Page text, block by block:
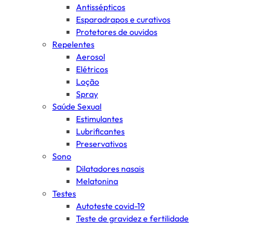
Antissépticos
Esparadrapos e curativos
Protetores de ouvidos
Repelentes
Aerosol
Elétricos
Loção
Spray
Saúde Sexual
Estimulantes
Lubrificantes
Preservativos
Sono
Dilatadores nasais
Melatonina
Testes
Autoteste covid-19
Teste de gravidez e fertilidade